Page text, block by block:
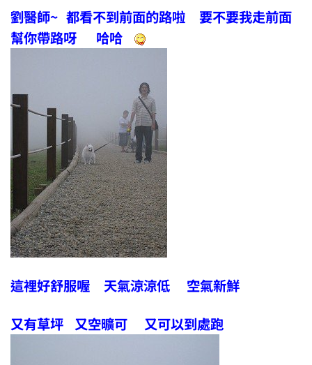
劉醫師~ 都看不到前面的路啦 要不要我走前面
幫你帶路呀 哈哈
這裡好舒服喔 天氣涼涼低 空氣新鮮
又有草坪 又空曠可 又可以到處跑